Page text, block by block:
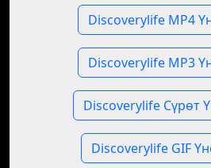
Discoverylife MP4
Discoverylife MP3
Discoverylife Сүрөт
Discoverylife GIF